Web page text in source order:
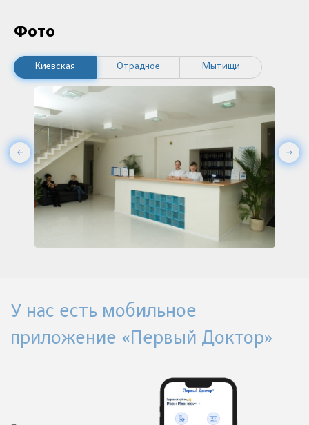
Фото
Киевская Отрадное Мытищи
У нас есть мобильное
приложение «Первый Доктор»